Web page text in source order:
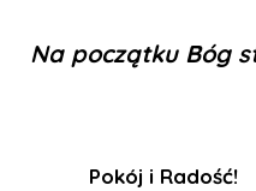
Na początku Bóg
Pokój i Radość!